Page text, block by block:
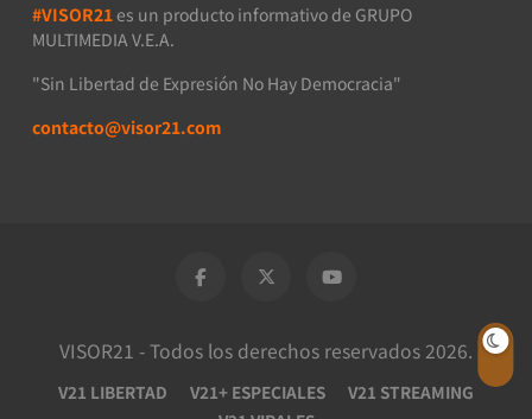
#VISOR21 es un producto informativo de GRUPO
MULTIMEDIA V.E.A.
"Sin Libertad de Expresión No Hay Democracia"
contacto@visor21.com
VISOR21 - Todos los derechos reservados 2026.
V21 LIBERTAD V21+ ESPECIALES
V21 STREAMING